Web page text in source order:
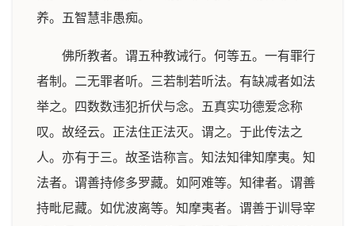
养。五智慧非愚痴。
佛所教者。谓五种教诫行。何等五。一有罪行
者制。二无罪者听。三若制若听法。有缺减者如法
举之。四数数违犯折伏与念。五真实功德爱念称
叹。故经云。正法住正法灭。谓之。于此传法之
人。亦有于三。故圣诰称言。知法知律知摩夷。知
法者。谓善持修多罗藏。如阿难等。知律者。谓善
持毗尼藏。如优波离等。知摩夷者。谓善于训导宰